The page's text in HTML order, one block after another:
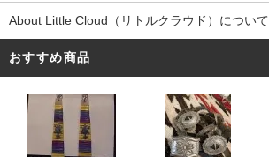
About Little Cloud（リトルクラウド）について
おすすめ商品